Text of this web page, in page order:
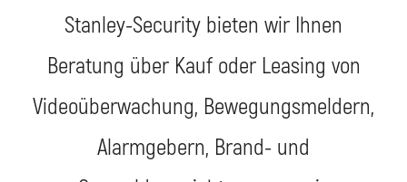
Stanley-Security bieten wir Ihnen
Beratung über Kauf oder Leasing von
Videoüberwachung, Bewegungsmeldern,
Alarmgebern, Brand- und